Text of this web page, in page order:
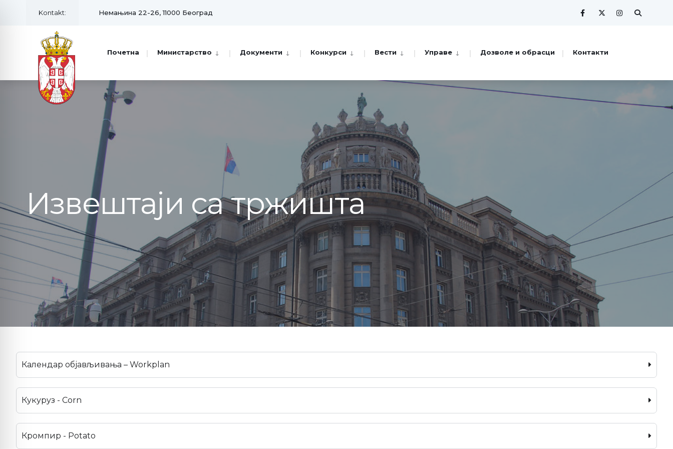
Kontakt: Немањина 22-26, 11000 Београд
Почетна Министарство Документи Конкурси Вести Управе Дозволе и обрасци Контакти
Извештаји са тржишта
Календар објављивања – Workplan
Кукуруз - Corn
Кромпир - Potato